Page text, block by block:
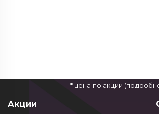
* цена по акции
Акции